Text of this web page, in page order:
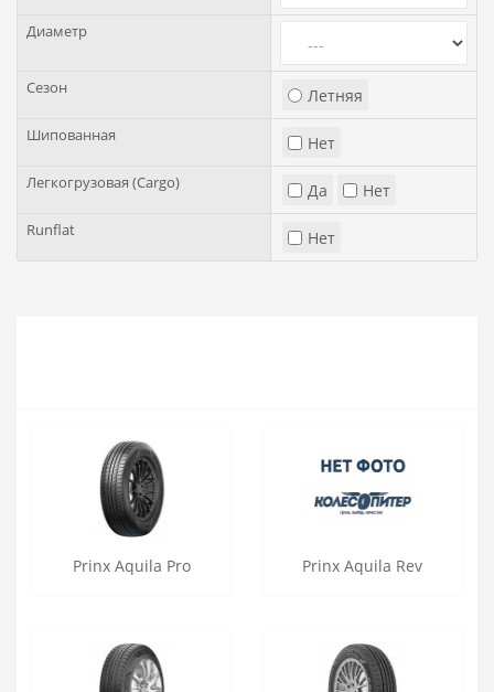
Диаметр
Сезон Летняя
Шипованная Нет
Легкогрузовая (Cargo) Да Нет
Runflat Нет
Prinx Aquila Pro Prinx Aquila Rev